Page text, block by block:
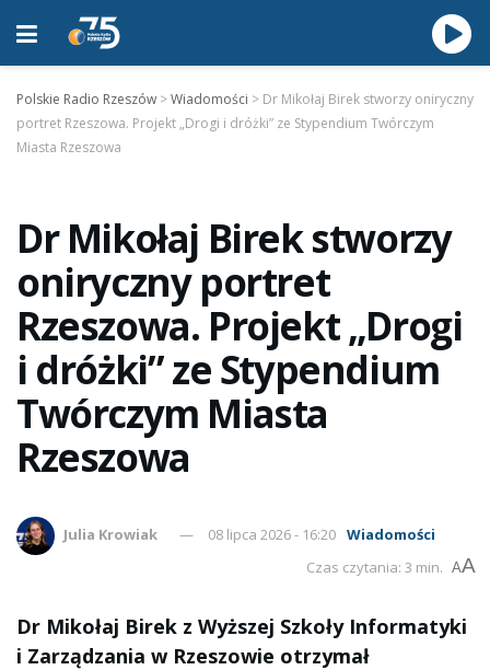
Polskie Radio Rzeszów >Wiadomości > Dr Mikołaj Birek stworzy oniryczny
portret Rzeszowa. Projekt „Drogi i dróżki” ze Stypendium Twórczym
Miasta Rzeszowa
Dr Mikołaj Birek stworzy
oniryczny portret
Rzeszowa. Projekt „Drogi
i dróżki” ze Stypendium
Twórczym Miasta
Rzeszowa
Julia Krowiak 08 lipca 2026 - 16:20 Wiadomości
Czas czytania: 3 min. AA
Dr Mikołaj Birek z Wyższej Szkoły Informatyki
i Zarządzania w Rzeszowie otrzymał